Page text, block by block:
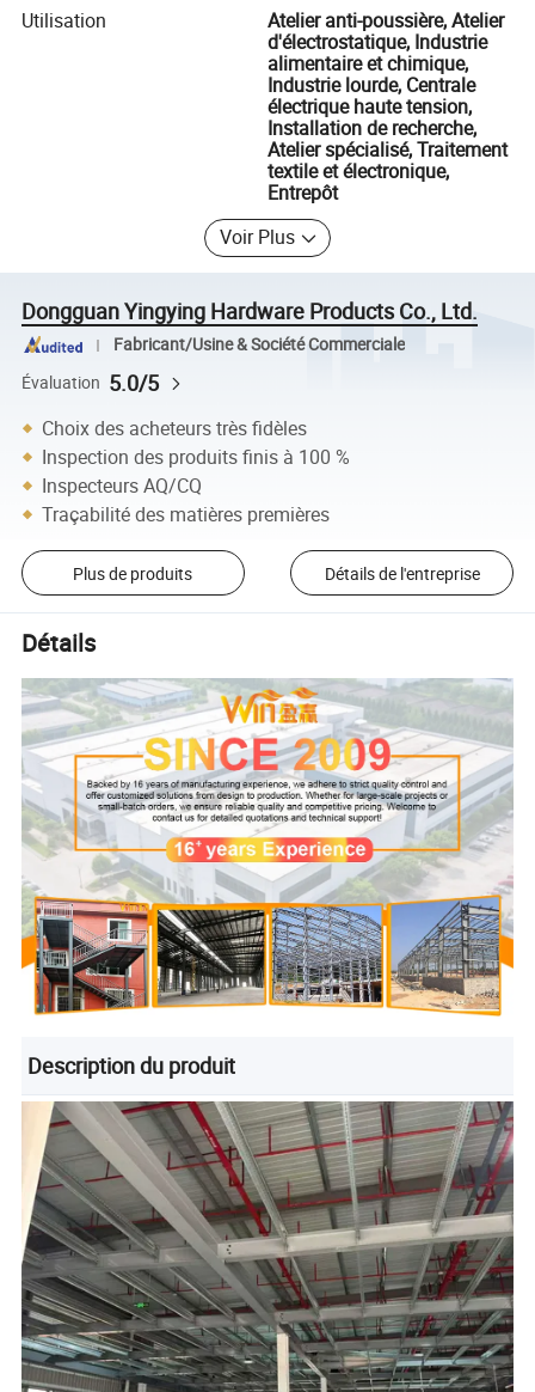
Utilisation
Atelier anti-poussière, Atelier
d'électrostatique, Industrie
alimentaire et chimique,
Industrie lourde, Centrale
électrique haute tension,
Installation de recherche,
Atelier spécialisé, Traitement
textile et électronique,
Entrepôt
Voir Plus
Dongguan Yingying Hardware Products Co., Ltd.
Fabricant/Usine & Société Commerciale
Évaluation 5.0/5
Choix des acheteurs très fidèles
Inspection des produits finis à 100 %
Inspecteurs AQ/CQ
Traçabilité des matières premières
Plus de produits Détails de l'entreprise
Détails
Description du produit